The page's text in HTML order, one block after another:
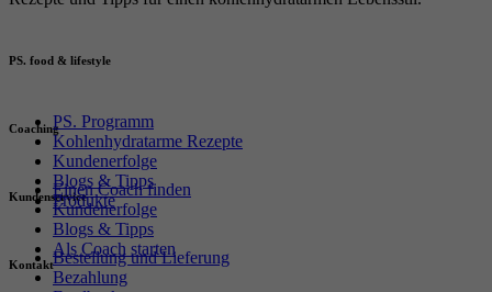
PS. food & lifestyle
PS. Programm
Kohlenhydratarme Rezepte
Kundenerfolge
Blogs & Tipps
Produkte
Coaching
Einen Coach finden
Kundenerfolge
Blogs & Tipps
Als Coach starten
Kundenservice
Bestellung und Lieferung
Bezahlung
Kontakt